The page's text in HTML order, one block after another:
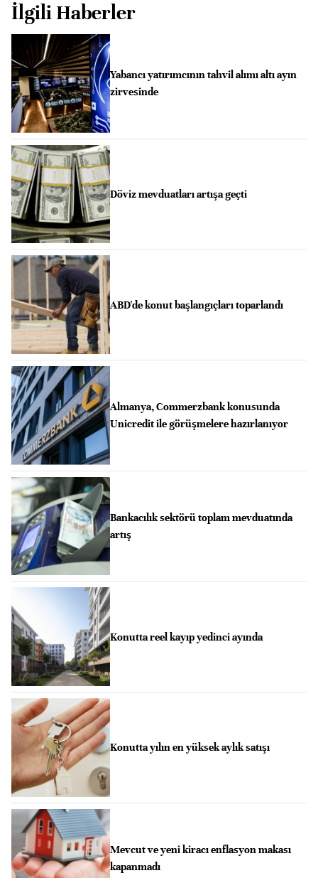
İlgili Haberler
Yabancı yatırımcının tahvil alımı altı ayın
zirvesinde
Döviz mevduatları artışa geçti
ABD'de konut başlangıçları toparlandı
Almanya, Commerzbank konusunda
Unicredit ile görüşmelere hazırlanıyor
Bankacılık sektörü toplam mevduatında
artış
Konutta reel kayıp yedinci ayında
Konutta yılın en yüksek aylık satışı
Mevcut ve yeni kiracı enflasyon makası
kapanmadı